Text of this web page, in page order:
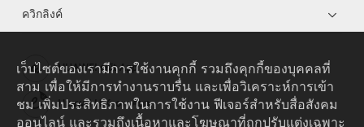
ควิกลิงค์
HUAWEI eKit App
Huawei HiKnow App
เว็บไซต์ของเรามีการใช้งานคุกกี้ รวมถึงคุกกี้ของบุคคลที่
สาม เพื่อให้มีการทำงานราบรื่น และเพื่อวิเคราะห์การเข้า
ชม เพิ่มประสิทธิภาพในการใช้งาน ฟีเจอร์สำหรับสื่อสังคม
ออนไลน์ และรวมถึงเนื้อหาและโฆษณาที่ถูกปรับแต่งเฉพาะ